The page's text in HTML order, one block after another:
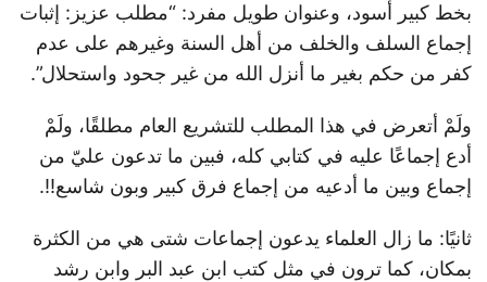
بخط كبير أسود، وعنوان طويل مفرد: “مطلب عزيز: إثبات
إجماع السلف والخلف من أهل السنة وغيرهم على عدم
كفر من حكم بغير ما أنزل الله من غير جحود واستحلال”.
ولَمْ أتعرض في هذا المطلب للتشريع العام مطلقًا، ولَمْ
أدع إجماعًا عليه في كتابي كله، فبين ما تدعون عليّ من
إجماع وبين ما أدعيه من إجماع فرق كبير وبون شاسع!!.
ثانيًا: ما زال العلماء يدعون إجماعات شتى هي من الكثرة
بمكان، كما ترون في مثل كتب ابن عبد البر وابن رشد